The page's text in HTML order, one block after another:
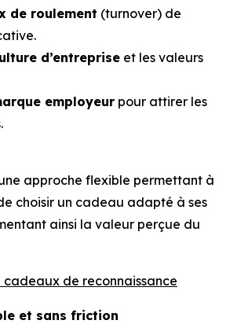
de roulement (turnover) de
d’entreprise et les valeurs
employeur pour attirer les
approche flexible permettant à
choisir un cadeau adapté à ses
ainsi la valeur perçue du
cadeaux de reconnaissance
et sans friction